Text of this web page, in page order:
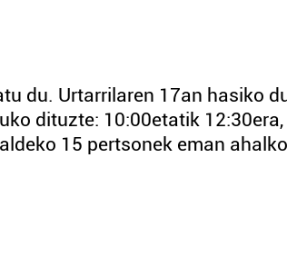
du. Urtarrilaren 17an hasiko
dituzte: 10:00etatik 12:30era,
15 pertsonek eman